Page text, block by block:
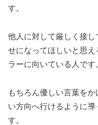
す。
他人に対して厳しく接
せになってほしいと思
ラーに向いている人です
もちろん優しい言葉を
い方向へ行けるように
す。